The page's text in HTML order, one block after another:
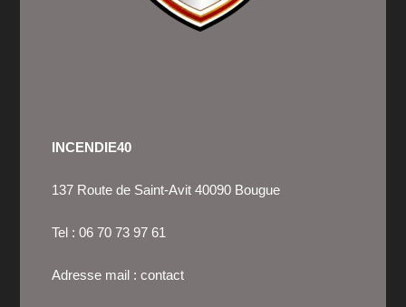
INCENDIE40
137 Route de Saint-Avit 40090 Bougue
Tel :06 70 73 97 61
Adresse mail :contact